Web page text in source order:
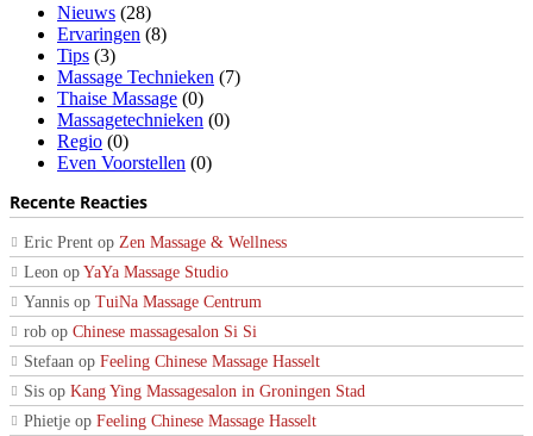
Nieuws (28)
Ervaringen (8)
Tips (3)
Massage Technieken (7)
Thaise Massage (0)
Massagetechnieken (0)
Regio (0)
Even Voorstellen (0)
Recente Reacties
Eric Prent op Zen Massage & Wellness
Leon op YaYa Massage Studio
Yannis op TuiNa Massage Centrum
rob op Chinese massagesalon Si Si
Stefaan op Feeling Chinese Massage Hasselt
Sis op Kang Ying Massagesalon in Groningen Stad
Phietje op Feeling Chinese Massage Hasselt